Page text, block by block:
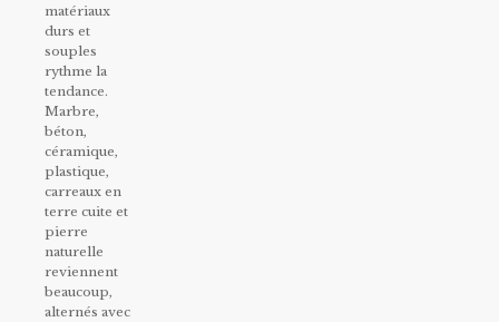
matériaux
durs et
souples
rythme la
tendance.
Marbre,
béton,
céramique,
plastique,
carreaux en
terre cuite et
pierre
naturelle
reviennent
beaucoup,
alternés avec